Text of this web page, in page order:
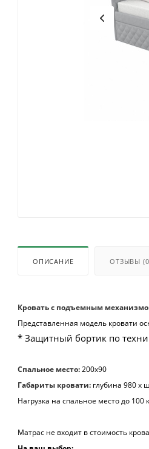
ОПИСАНИЕ ОТЗЫВЫ
Кровать с подъемным
Представленная модель кровати
* Защитный бортик по
Спальное место:200х90
Габариты кровати: глубина 980 x
Нагрузка на спальное место до 100
Матрас не входит в стоимость